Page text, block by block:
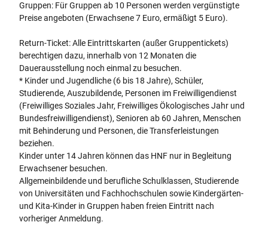
Gruppen: Für Gruppen ab 10 Personen werden vergünstigte
Preise angeboten (Erwachsene 7 Euro, ermäßigt 5 Euro).
Return-Ticket: Alle Eintrittskarten (außer Gruppentickets)
berechtigen dazu, innerhalb von 12 Monaten die
Dauerausstellung noch einmal zu besuchen.
* Kinder und Jugendliche (6 bis 18 Jahre), Schüler,
Studierende, Auszubildende, Personen im Freiwilligendienst
(Freiwilliges Soziales Jahr, Freiwilliges Ökologisches Jahr und
Bundesfreiwilligendienst), Senioren ab 60 Jahren, Menschen
mit Behinderung und Personen, die Transferleistungen
beziehen.
Kinder unter 14 Jahren können das HNF nur in Begleitung
Erwachsener besuchen.
Allgemeinbildende und berufliche Schulklassen, Studierende
von Universitäten und Fachhochschulen sowie Kindergärten-
und Kita-Kinder in Gruppen haben freien Eintritt nach
vorheriger Anmeldung.